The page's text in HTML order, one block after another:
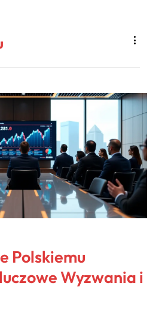
Polskiemu
Wyzwania i